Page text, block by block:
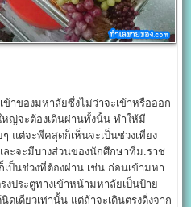
าของมหาลัยซึ่งไม่ว่าจะเข้าหรือออก
ญ่จะต้องเดินผ่านทั้งนั้น ทำให้มี
แต่จะพีคสุดก็เห็นจะเป็นช่วงเที่ยง
ละจะมีบางส่วนของนักศึกษาที่ม.ราช
ป็นช่วงที่ต้องผ่าน เช่น ก่อนเข้ามหา
งประตูทางเข้าหน้ามหาลัยเป็นป้าย
ดเดียวเท่านั้น แต่ถ้าจะเดินตรงดิ่งจาก